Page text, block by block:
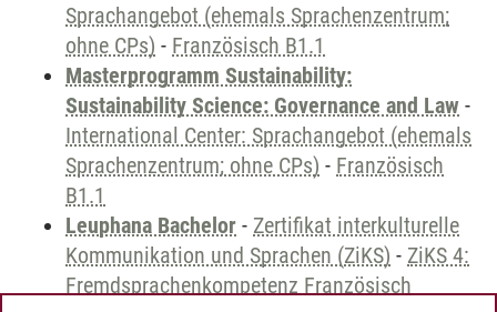
Sprachangebot (ehemals Sprachenzentrum;
ohne CPs) - Französisch B1.1
Masterprogramm Sustainability:
Sustainability Science: Governance and Law -
International Center: Sprachangebot (ehemals
Sprachenzentrum; ohne CPs) - Französisch
B1.1
Leuphana Bachelor - Zertifikat interkulturelle
Kommunikation und Sprachen (ZiKS) - ZiKS 4:
Fremdsprachenkompetenz Französisch